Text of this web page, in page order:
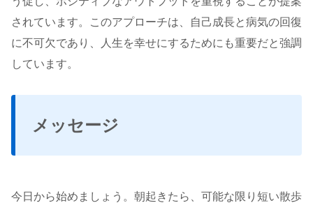
されています。このアプローチは、自己成長と病気の回復
に不可欠であり、人生を幸せにするためにも重要だと強調
しています。
メッセージ
今日から始めましょう。朝起きたら、可能な限り短い散歩